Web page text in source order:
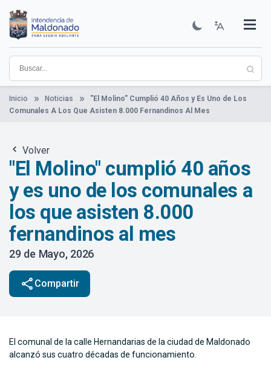
contenido
principal
Institucional
Municipios
Descubre Maldonado
Comunicación
Servicios
Guía De Trámites
Ver Noticias
Inicio Noticias
"El Molino" Cumplió 40 Años y Es Uno de Los
Comunales A Los Que Asisten 8.000 Fernandinos Al Mes
Volver
"El Molino" cumplió 40 años
y es uno de los comunales a
los que asisten 8.000
fernandinos al mes
29 de Mayo, 2026
share Compartir
El comunal de la calle Hernandarias de la ciudad de Maldonado
alcanzó sus cuatro décadas de funcionamiento.